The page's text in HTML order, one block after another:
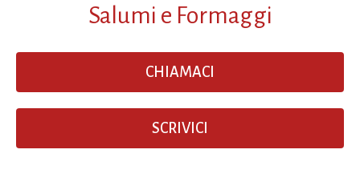
Salumi e Formaggi
CHIAMACI
SCRIVICI